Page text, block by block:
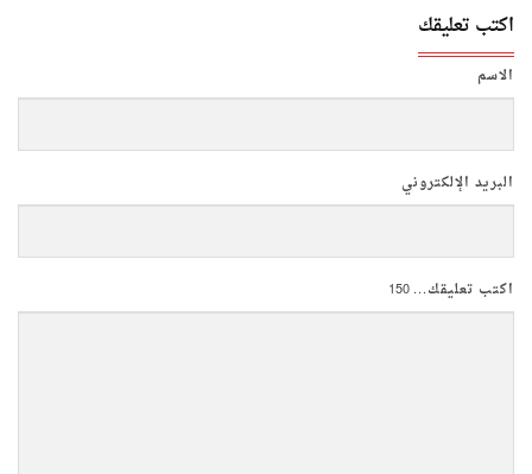
اكتب تعليقك
الاسم
البريد الإلكتروني
اكتب تعليقك...150